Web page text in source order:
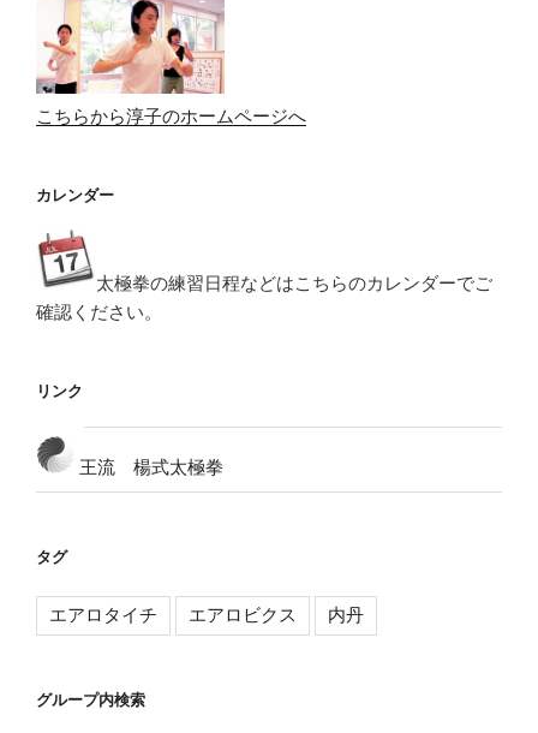
ョ
ン
こちらから淳子のホームページへ
カレンダー
太極拳の練習日程などはこちらのカレンダーでご
確認ください。
リンク
王流 楊式太極拳
タグ
エアロタイチ エアロビクス 内丹
グループ内検索